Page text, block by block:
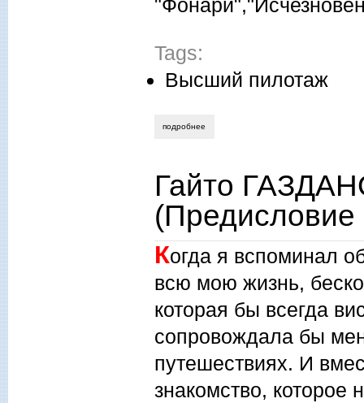
Tags:
Высший пилотаж
подробнее
Гайто
Когда я вспоминал
всю мою жизнь,
которая бы всегда
сопровождала бы
путешествиях. И
знакомство, которое